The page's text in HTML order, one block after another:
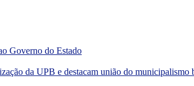
Governo do Estado
da UPB e destacam união do municipalismo